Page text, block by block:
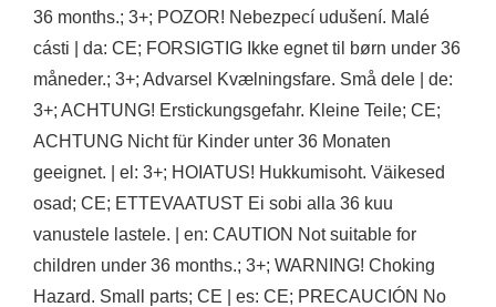
36 months.; 3+; POZOR! Nebezpecí udušení. Malé
cásti | da: CE; FORSIGTIG Ikke egnet til børn under 36
måneder.; 3+; Advarsel Kvælningsfare. Små dele | de:
3+; ACHTUNG! Erstickungsgefahr. Kleine Teile; CE;
ACHTUNG Nicht für Kinder unter 36 Monaten
geeignet. | el: 3+; HOIATUS! Hukkumisoht. Väikesed
osad; CE; ETTEVAATUST Ei sobi alla 36 kuu
vanustele lastele. | en: CAUTION Not suitable for
children under 36 months.; 3+; WARNING! Choking
Hazard. Small parts; CE | es: CE; PRECAUCIÓN No